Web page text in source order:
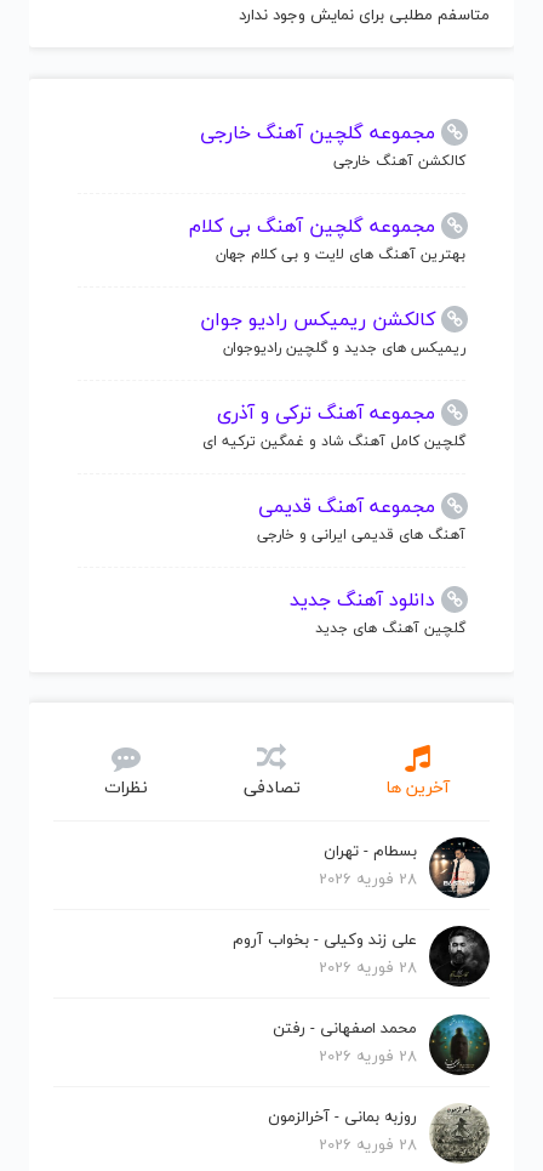
متاسفم مطلبی برای نمایش وجود ندارد
مجموعه گلچین آهنگ خارجی
کالکشن آهنگ خارجی
مجموعه گلچین آهنگ بی کلام
بهترین آهنگ های لایت و بی کلام جهان
کالکشن ریمیکس رادیو جوان
ریمیکس های جدید و گلچین رادیوجوان
مجموعه آهنگ ترکی و آذری
گلچین کامل آهنگ شاد و غمگین ترکیه ای
مجموعه آهنگ قدیمی
آهنگ های قدیمی ایرانی و خارجی
دانلود آهنگ جدید
گلچین آهنگ های جدید
آخرین ها تصادفی نظرات
بسطام - تهران
28 فوریه 2026
علی زند وکیلی - بخواب آروم
28 فوریه 2026
محمد اصفهانی - رفتن
28 فوریه 2026
روزبه بمانی - آخرالزمون
28 فوریه 2026